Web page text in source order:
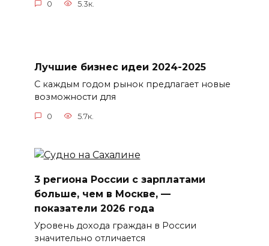
0 5.3к.
Лучшие бизнес идеи 2024-2025
С каждым годом рынок предлагает новые
возможности для
0 5.7к.
3 региона России с зарплатами
больше, чем в Москве, —
показатели 2026 года
Уровень дохода граждан в России
значительно отличается